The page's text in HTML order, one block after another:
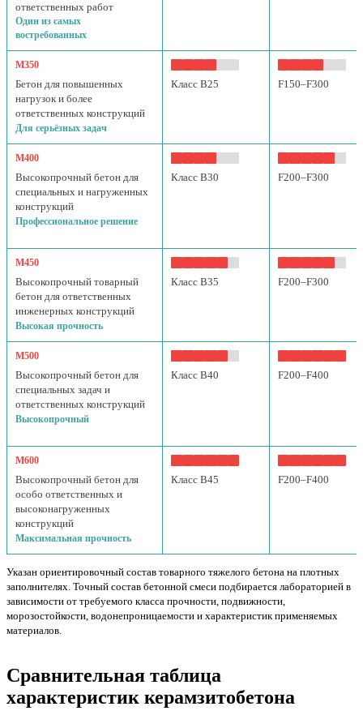
ответственных работ
Один из самых
востребованных
М350
Бетон для повышенных
нагрузок и более
ответственных конструкций
Для серьёзных задач
Класс B25 F150–F300
М400
Высокопрочный бетон для
специальных и нагруженных
конструкций
Профессиональное решение
Класс B30 F200–F300
М450
Высокопрочный товарный
бетон для ответственных
инженерных конструкций
Высокая прочность
Класс B35 F200–F300
М500
Высокопрочный бетон для
специальных задач и
ответственных конструкций
Высокопрочный
Класс B40 F200–F400
М600
Высокопрочный бетон для
особо ответственных и
высоконагруженных
конструкций
Максимальная прочность
Класс B45 F200–F400
Указан ориентировочный состав товарного тяжелого бетона на плотных
заполнителях. Точный состав бетонной смеси подбирается лабораторией в
зависимости от требуемого класса прочности, подвижности,
морозостойкости, водонепроницаемости и характеристик применяемых
материалов.
Сравнительная таблица
характеристик керамзитобетона